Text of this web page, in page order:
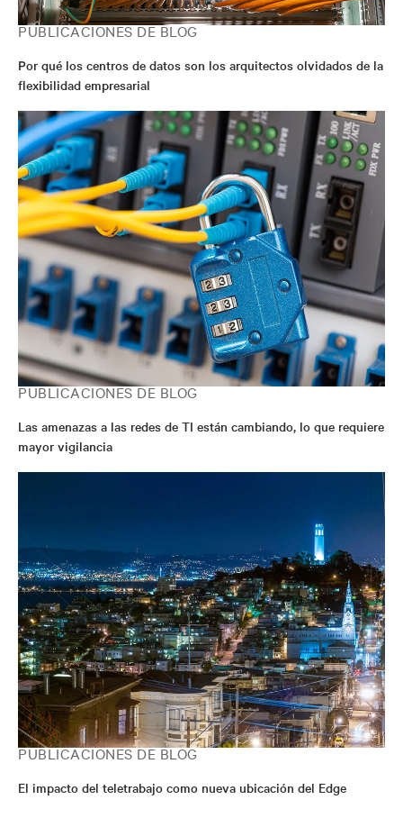
PUBLICACIONES DE BLOG
Por qué los centros de datos son los arquitectos olvidados de la
flexibilidad empresarial
PUBLICACIONES DE BLOG
Las amenazas a las redes de TI están cambiando, lo que requiere
mayor vigilancia
PUBLICACIONES DE BLOG
El impacto del teletrabajo como nueva ubicación del Edge